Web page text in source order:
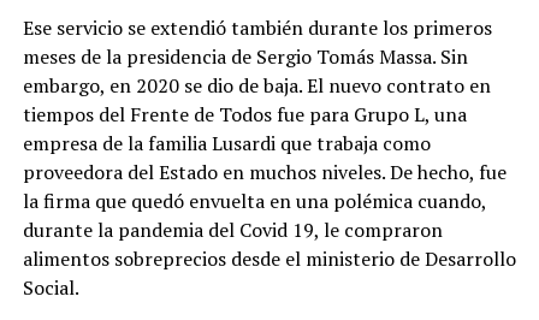
Ese servicio se extendió también durante los primeros
meses de la presidencia de Sergio Tomás Massa. Sin
embargo, en 2020 se dio de baja. El nuevo contrato en
tiempos del Frente de Todos fue para Grupo L, una
empresa de la familia Lusardi que trabaja como
proveedora del Estado en muchos niveles. De hecho, fue
la firma que quedó envuelta en una polémica cuando,
durante la pandemia del Covid 19, le compraron
alimentos sobreprecios desde el ministerio de Desarrollo
Social.